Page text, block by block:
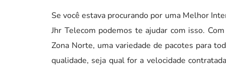
Se você estava procurando por uma Melhor
Jhr Telecom podemos te ajudar com isso.
Zona Norte, uma variedade de pacotes para
qualidade, seja qual for a velocidade